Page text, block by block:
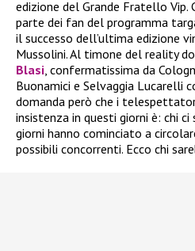
edizione del Grande Fratello Vip.
parte dei fan del programma
il successo dell’ultima edizione
Mussolini. Al timone del reality
Blasi , confermatissima da
Buonamici e Selvaggia Lucarelli
domanda però che i
insistenza in questi giorni è: chi
giorni hanno cominciato a
possibili concorrenti. Ecco chi